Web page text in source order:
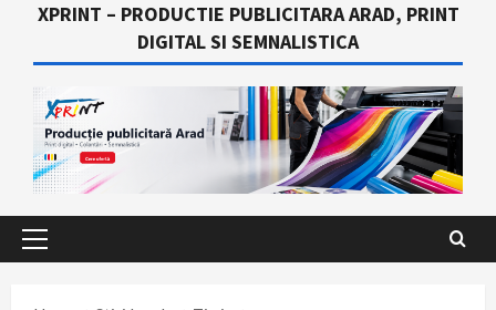
XPRINT – PRODUCTIE PUBLICITARA ARAD, PRINT
DIGITAL SI SEMNALISTICA
Primary